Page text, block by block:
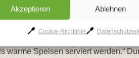
Akzeptieren Ablehnen
Cookie-Richtlinie
Familienfeier, großes
Ihr Event in bester Erinnerung
warme Speisen serviert werden.“